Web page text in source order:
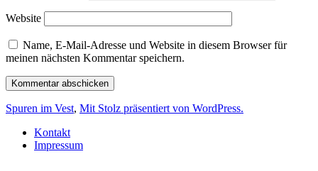
Website
Name, E-Mail-Adresse und Website in diesem Browser für
meinen nächsten Kommentar speichern.
Spuren im Vest, Mit Stolz präsentiert von WordPress.
Kontakt
Impressum